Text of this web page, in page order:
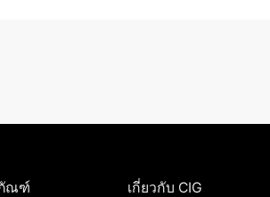
ณฑ์
เกี่ยวกับ CIG